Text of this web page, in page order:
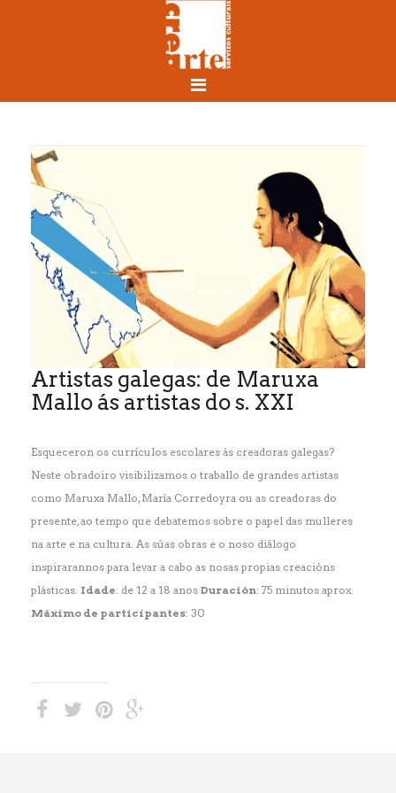
Artistas galegas: de Maruxa
Mallo ás artistas do s. XXI
Esqueceron os currículos escolares ás creadoras galegas?
Neste obradoiro visibilizamos o traballo de grandes artistas
como Maruxa Mallo, María Corredoyra ou as creadoras do
presente, ao tempo que debatemos sobre o papel das mulleres
na arte e na cultura. As súas obras e o noso diálogo
inspirarannos para levar a cabo as nosas propias creacións
plásticas. Idade: de 12 a 18 anos Duración: 75 minutos aprox.
Máximo de participantes: 30